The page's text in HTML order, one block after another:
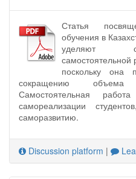
Статья
обучения в
уделяют
поскольку она
сокращению объема
Самостоятельная работа
самореализации
саморазвитию.
Discussion platform |